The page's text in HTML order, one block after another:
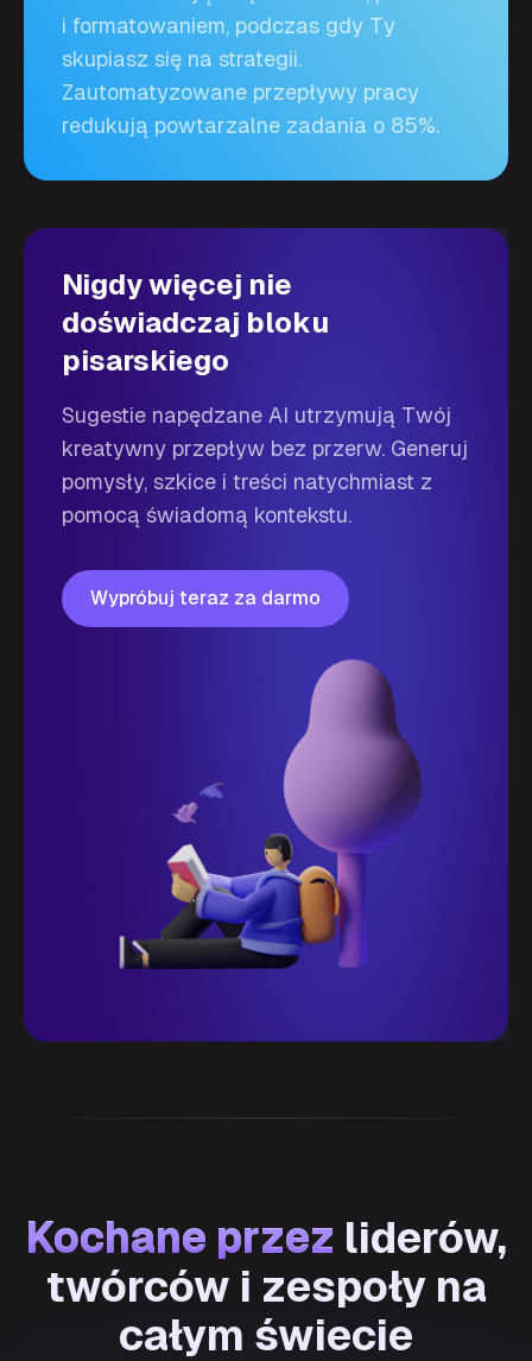
i formatowaniem, podczas gdy Ty
skupiasz się na strategii.
Zautomatyzowane przepływy pracy
redukują powtarzalne zadania o 85%.
Nigdy więcej nie
doświadczaj bloku
pisarskiego
Sugestie napędzane AI utrzymują Twój
kreatywny przepływ bez przerw. Generuj
pomysły, szkice i treści natychmiast z
pomocą świadomą kontekstu.
Wypróbuj teraz za darmo
Kochane przez
Kochane przez liderów,
twórców i zespoły na
całym świecie